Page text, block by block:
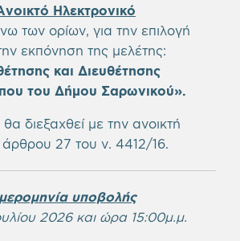
Ηλεκτρονικό
των ορίων, για την επιλογή
εκπόνηση της μελέτης:
και Διευθέτησης
του Δήμου Σαρωνικού».
διεξαχθεί με την ανοικτή
άρθρου 27 του ν. 4412/16.
υποβολής
2026 και ώρα 15:00μ.μ.